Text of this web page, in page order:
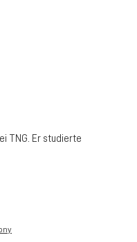
TNG. Er studierte